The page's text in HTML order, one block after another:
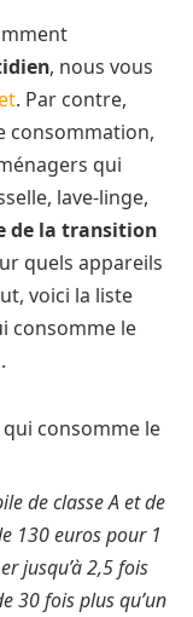
, nous vous
. Par contre,
consommation,
qui
lave-linge,
de la transition
quels appareils
voici la liste
consomme le
qui consomme le
de classe A et de
130 euros pour 1
jusqu’à 2,5 fois
30 fois plus qu’un